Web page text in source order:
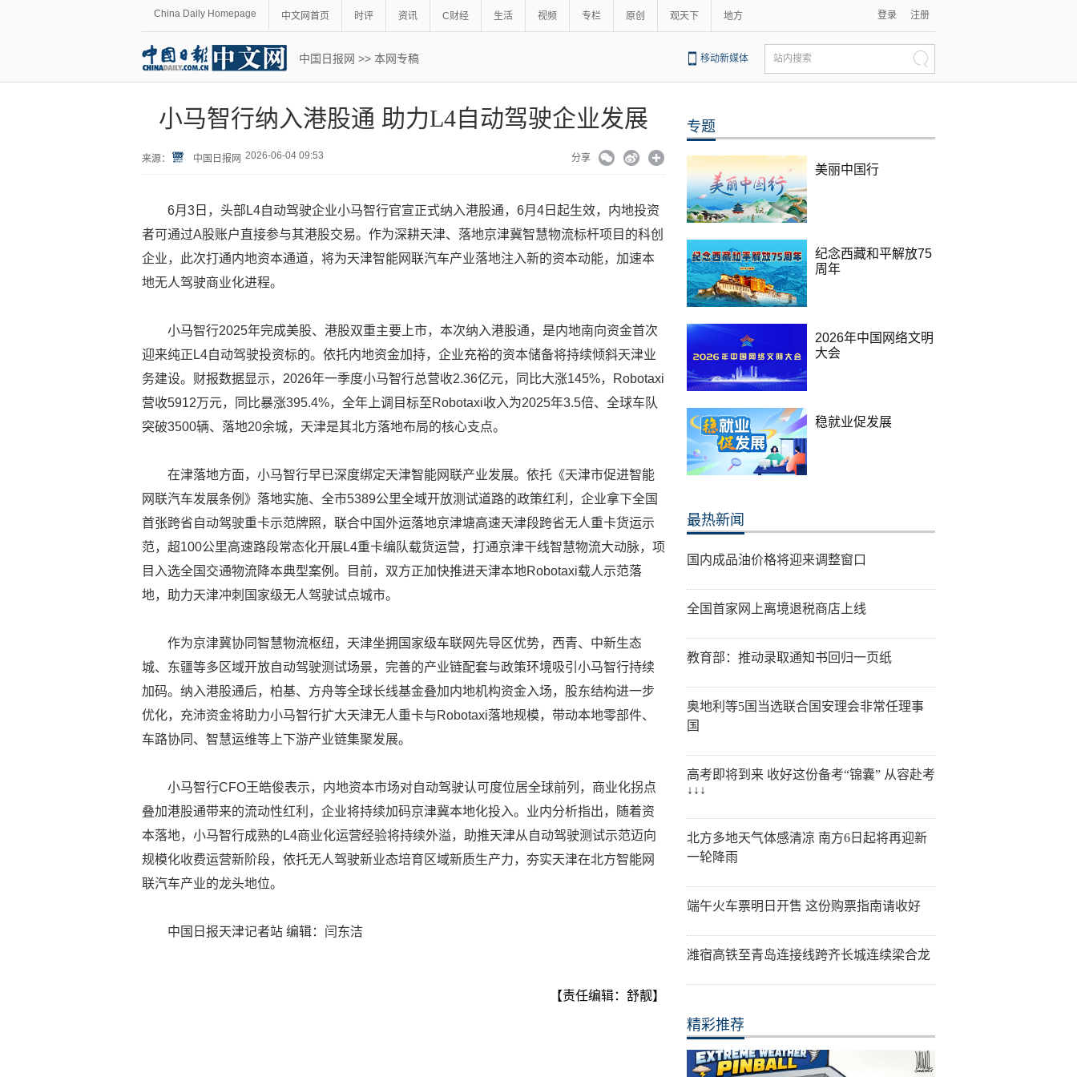
China Daily Homepage 中文网首页 时评 资讯 C财经 生活 视频 专栏 原创 观天下 地方 登录 注册
中国日报网 >> 本网专稿 移动新媒体 站内搜索
小马智行纳入港股通 助力L4自动驾驶企业发展
来源： 中国日报网 2026-06-04 09:53 分享
6月3日，头部L4自动驾驶企业小马智行官宣正式纳入港股通，6月4日起生效，内地投资
者可通过A股账户直接参与其港股交易。作为深耕天津、落地京津冀智慧物流标杆项目的科创
企业，此次打通内地资本通道，将为天津智能网联汽车产业落地注入新的资本动能，加速本
地无人驾驶商业化进程。
小马智行2025年完成美股、港股双重主要上市，本次纳入港股通，是内地南向资金首次
迎来纯正L4自动驾驶投资标的。依托内地资金加持，企业充裕的资本储备将持续倾斜天津业
务建设。财报数据显示，2026年一季度小马智行总营收2.36亿元，同比大涨145%，Robotaxi
营收5912万元，同比暴涨395.4%，全年上调目标至Robotaxi收入为2025年3.5倍、全球车队
突破3500辆、落地20余城，天津是其北方落地布局的核心支点。
在津落地方面，小马智行早已深度绑定天津智能网联产业发展。依托《天津市促进智能
网联汽车发展条例》落地实施、全市5389公里全域开放测试道路的政策红利，企业拿下全国
首张跨省自动驾驶重卡示范牌照，联合中国外运落地京津塘高速天津段跨省无人重卡货运示
范，超100公里高速路段常态化开展L4重卡编队载货运营，打通京津干线智慧物流大动脉，项
目入选全国交通物流降本典型案例。目前，双方正加快推进天津本地Robotaxi载人示范落
地，助力天津冲刺国家级无人驾驶试点城市。
作为京津冀协同智慧物流枢纽，天津坐拥国家级车联网先导区优势，西青、中新生态
城、东疆等多区域开放自动驾驶测试场景，完善的产业链配套与政策环境吸引小马智行持续
加码。纳入港股通后，柏基、方舟等全球长线基金叠加内地机构资金入场，股东结构进一步
优化，充沛资金将助力小马智行扩大天津无人重卡与Robotaxi落地规模，带动本地零部件、
车路协同、智慧运维等上下游产业链集聚发展。
小马智行CFO王皓俊表示，内地资本市场对自动驾驶认可度位居全球前列，商业化拐点
叠加港股通带来的流动性红利，企业将持续加码京津冀本地化投入。业内分析指出，随着资
本落地，小马智行成熟的L4商业化运营经验将持续外溢，助推天津从自动驾驶测试示范迈向
规模化收费运营新阶段，依托无人驾驶新业态培育区域新质生产力，夯实天津在北方智能网
联汽车产业的龙头地位。
中国日报天津记者站 编辑：闫东洁
【责任编辑：舒靓】
专题
美丽中国行
纪念西藏和平解放75
周年
2026年中国网络文明
大会
稳就业促发展
最热新闻
国内成品油价格将迎来调整窗口
全国首家网上离境退税商店上线
教育部：推动录取通知书回归一页纸
奥地利等5国当选联合国安理会非常任理事
国
高考即将到来 收好这份备考“锦囊” 从容赴考
↓↓↓
北方多地天气体感清凉 南方6日起将再迎新
一轮降雨
端午火车票明日开售 这份购票指南请收好
潍宿高铁至青岛连接线跨齐长城连续梁合龙
精彩推荐